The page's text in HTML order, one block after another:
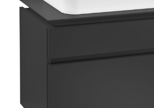
gallery